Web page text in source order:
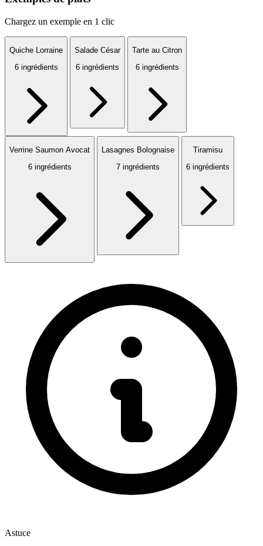
Chargez un exemple en 1 clic
Quiche Lorraine
6 ingrédients
Salade César
6 ingrédients
Tarte au Citron
6 ingrédients
Verrine Saumon Avocat
6 ingrédients
Lasagnes Bolognaise
7 ingrédients
Tiramisu
6 ingrédients
Astuce